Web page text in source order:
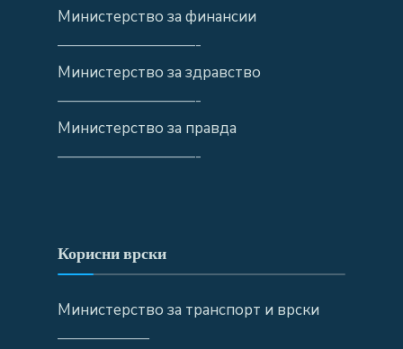
Министерство за финансии
—————————-
Министерство за здравство
—————————-
Министерство за правда
—————————-
Корисни врски
Министерство за транспорт и врски
——————